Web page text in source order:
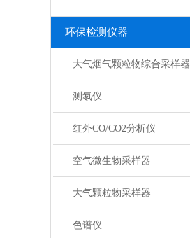
环保检测仪器
大气烟气颗粒物综合采样器
测氡仪
红外CO/CO2分析仪
空气微生物采样器
大气颗粒物采样器
色谱仪